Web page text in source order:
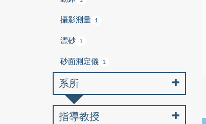
攝影測量 1
漂砂 1
砂面測定儀 1
系所
指導教授